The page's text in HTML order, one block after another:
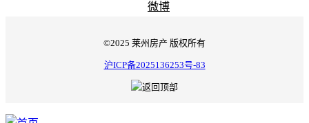
微博
©2025 莱州房产 版权所有
沪ICP备2025136253号-83